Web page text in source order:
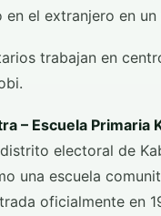
el extranjero en
trabajan en
– Escuela Primaria
electoral de
una escuela
oficialmente en